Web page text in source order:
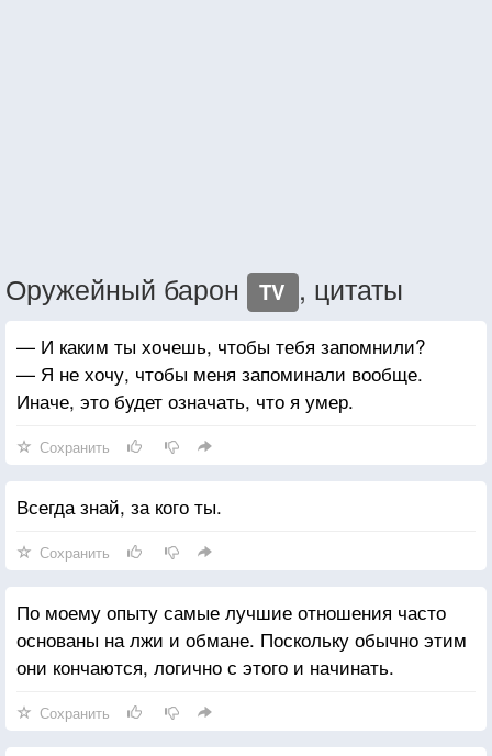
Оружейный барон TV , цитаты
— И каким ты хочешь, чтобы тебя запомнили?
— Я не хочу, чтобы меня запоминали вообще.
Иначе, это будет означать, что я умер.
Сохранить
Всегда знай, за кого ты.
Сохранить
По моему опыту самые лучшие отношения часто
основаны на лжи и обмане. Поскольку обычно этим
они кончаются, логично с этого и начинать.
Сохранить